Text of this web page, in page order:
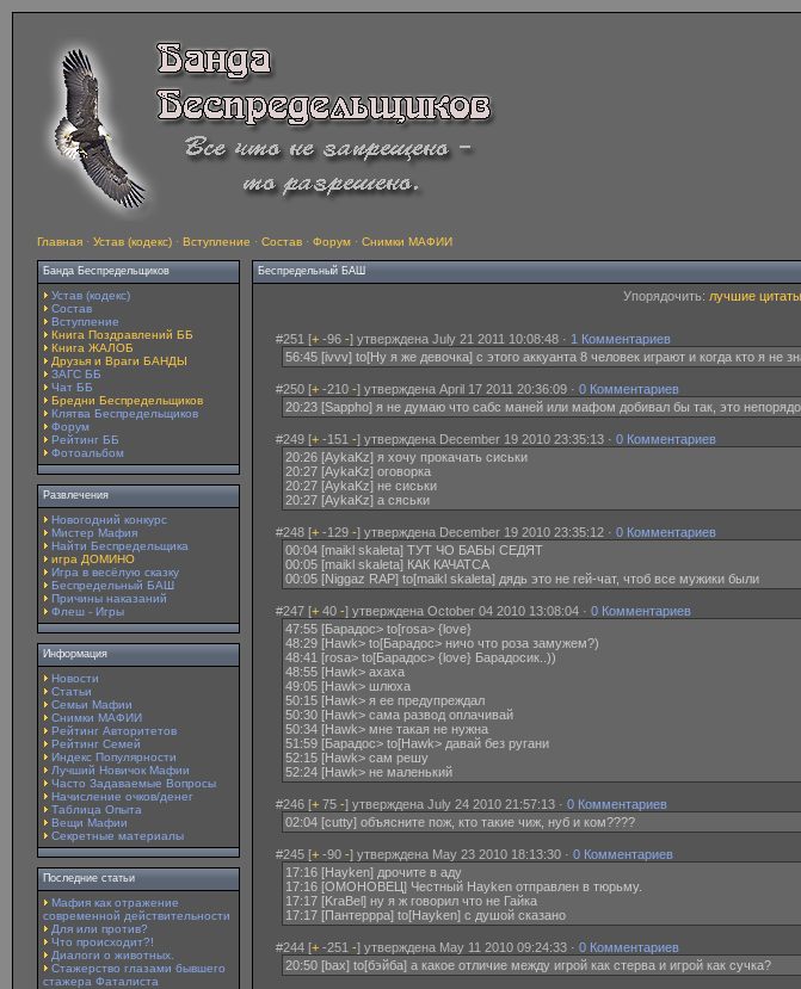
Главная · Устав (кодекс) · Вступление · Состав · Форум · Снимки МАФИИ
Банда Беспредельщиков
Устав (кодекс)
Состав
Вступление
Книга Поздравлений ББ
Книга ЖАЛОБ
Друзья и Враги БАНДЫ
ЗАГС ББ
Чат ББ
Бредни Беспредельщиков
Клятва Беспредельщиков
Форум
Рейтинг ББ
Фотоальбом
Развлечения
Новогодний конкурс
Мистер Мафия
Найти Беспредельщика
игра ДОМИНО
Игра в весёлую сказку
Беспредельный БАШ
Причины наказаний
Флеш - Игры
Информация
Новости
Статьи
Семьи Мафии
Снимки МАФИИ
Рейтинг Авторитетов
Рейтинг Семей
Индекс Популярности
Лучший Новичок Мафии
Часто Задаваемые Вопросы
Начисление очков/денег
Таблица Опыта
Вещи Мафии
Секретные материалы
Последние статьи
Мафия как отражение
современной действительности
Для или против?
Что происходит?!
Диалоги о животных.
Стажерство глазами бывшего
стажера Фаталиста
Беспредельный БАШ
Упорядочить: лучшие
#251 [+ -96 -] утверждена July 21 2011 10:08:48 · 1 Комментариев
56:45 [ivvv] to[Ну я же девочка] с этого аккуанта 8 человек играют и когда кто я не
#250 [+ -210 -] утверждена April 17 2011 20:36:09 · 0 Комментариев
20:23 [Sappho] я не думаю что сабс маней или мафом добивал бы так, это
#249 [+ -151 -] утверждена December 19 2010 23:35:13 · 0 Комментариев
20:26 [AykaKz] я хочу прокачать сиськи
20:27 [AykaKz] оговорка
20:27 [AykaKz] не сиськи
20:27 [AykaKz] а сяськи
#248 [+ -129 -] утверждена December 19 2010 23:35:12 · 0 Комментариев
00:04 [maikl skaleta] ТУТ ЧО БАБЫ СЕДЯТ
00:05 [maikl skaleta] КАК КАЧАТСА
00:05 [Niggaz RAP] to[maikl skaleta] дядь это не гей-чат, чтоб все мужики были
#247 [+ 40 -] утверждена October 04 2010 13:08:04 · 0 Комментариев
47:55 [Барадос> to[rosa> {love}
48:29 [Hawk> to[Барадос> ничо что роза замужем?)
48:41 [rosa> to[Барадос> {love} Барадосик..))
48:55 [Hawk> ахаха
49:05 [Hawk> шлюха
50:15 [Hawk> я ее предупреждал
50:30 [Hawk> сама развод оплачивай
50:34 [Hawk> мне такая не нужна
51:59 [Барадос> to[Hawk> давай без ругани
52:15 [Hawk> сам решу
52:24 [Hawk> не маленький
#246 [+ 75 -] утверждена July 24 2010 21:57:13 · 0 Комментариев
02:04 [cutty] объясните пож, кто такие чиж, нуб и ком????
#245 [+ -90 -] утверждена May 23 2010 18:13:30 · 0 Комментариев
17:16 [Hayken] дрочите в аду
17:16 [ОМОНОВЕЦ] Честный Hayken отправлен в тюрьму.
17:17 [KraBel] ну я ж говорил что не Гайка
17:17 [Пантеррра] to[Hayken] с душой сказано
#244 [+ -251 -] утверждена May 11 2010 09:24:33 · 0 Комментариев
20:50 [bax] to[бэйба] а какое отличие между игрой как стерва и игрой как сучка?